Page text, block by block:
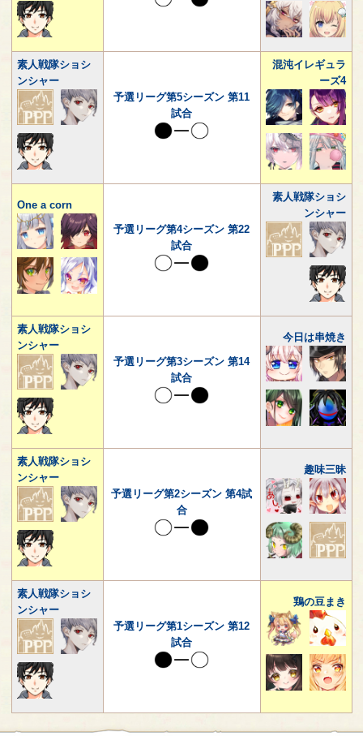
素人戦隊ショシ
ンシャー
予選リーグ第5シーズン 第11
試合
混沌イレギュラ
ーズ4
One a corn
予選リーグ第4シーズン 第22
試合
素人戦隊ショシ
ンシャー
素人戦隊ショシ
ンシャー
予選リーグ第3シーズン 第14
試合
今日は串焼き
素人戦隊ショシ
ンシャー
予選リーグ第2シーズン 第4試
合
趣味三昧
素人戦隊ショシ
ンシャー
予選リーグ第1シーズン 第12
試合
鶏の豆まき